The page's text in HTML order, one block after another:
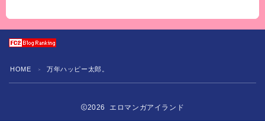
HOME ＞ 万年ハッピー太郎。
2026 エロマンガアイランド